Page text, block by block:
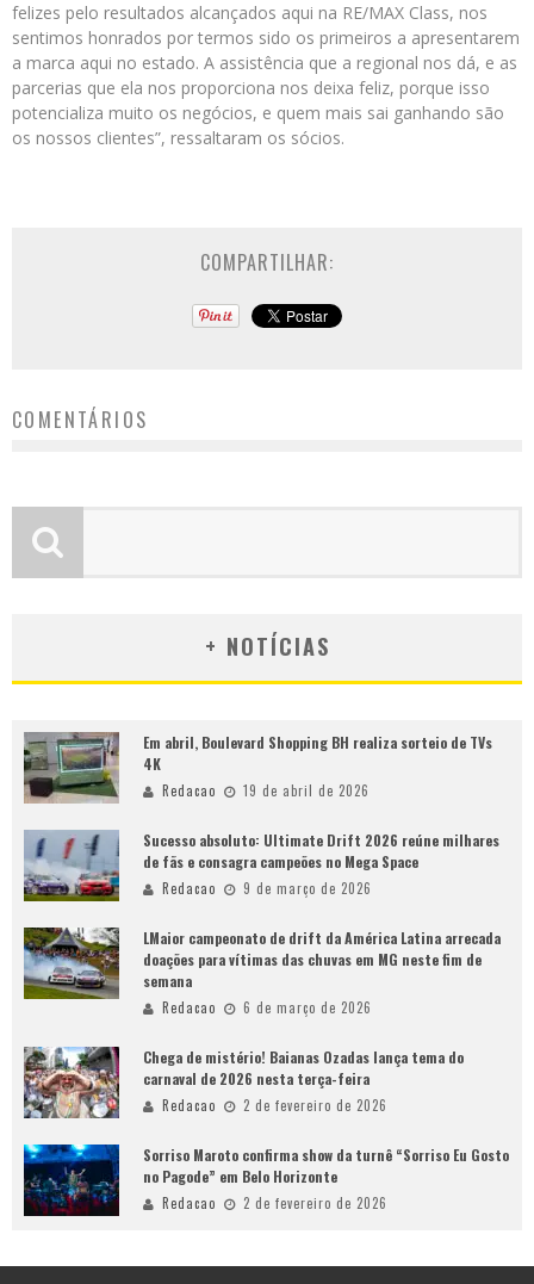
felizes pelo resultados alcançados aqui na RE/MAX Class, nos
sentimos honrados por termos sido os primeiros a apresentarem
a marca aqui no estado. A assistência que a regional nos dá, e as
parcerias que ela nos proporciona nos deixa feliz, porque isso
potencializa muito os negócios, e quem mais sai ganhando são
os nossos clientes”, ressaltaram os sócios.
COMPARTILHAR:
COMENTÁRIOS
+ NOTÍCIAS
Em abril, Boulevard Shopping BH realiza sorteio de TVs
4K
Redacao 19 de abril de 2026
Sucesso absoluto: Ultimate Drift 2026 reúne milhares
de fãs e consagra campeões no Mega Space
Redacao 9 de março de 2026
LMaior campeonato de drift da América Latina arrecada
doações para vítimas das chuvas em MG neste fim de
semana
Redacao 6 de março de 2026
Chega de mistério! Baianas Ozadas lança tema do
carnaval de 2026 nesta terça-feira
Redacao 2 de fevereiro de 2026
Sorriso Maroto confirma show da turnê “Sorriso Eu Gosto
no Pagode” em Belo Horizonte
Redacao 2 de fevereiro de 2026